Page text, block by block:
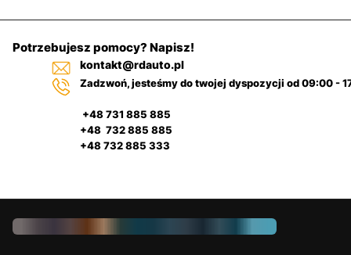
Potrzebujesz pomocy? Napisz!
kontakt@rdauto.pl
Zadzwoń, jesteśmy do twojej dyspozycji od 09:00 -
+48 731 885 885
+48 732 885 885
+48 732 885 333